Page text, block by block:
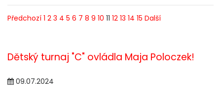
Předchozí 1 2 3 4 5 6 7 8 9 10 11 12 13 14 15 Další
Dětský turnaj "C" ovládla Maja Poloczek!
09.07.2024